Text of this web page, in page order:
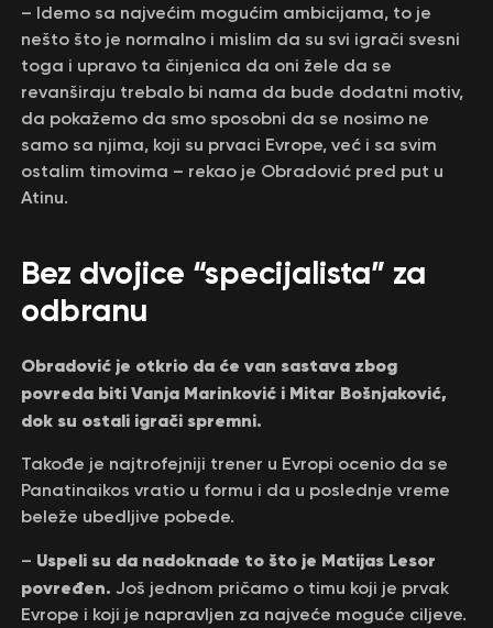
– Idemo sa najvećim mogućim ambicijama, to je
nešto što je normalno i mislim da su svi igrači svesni
toga i upravo ta činjenica da oni žele da se
revanširaju trebalo bi nama da bude dodatni motiv,
da pokažemo da smo sposobni da se nosimo ne
samo sa njima, koji su prvaci Evrope, već i sa svim
ostalim timovima – rekao je Obradović pred put u
Atinu.
Bez dvojice “specijalista” za
odbranu
Obradović je otkrio da će van sastava zbog
povreda biti Vanja Marinković i Mitar Bošnjaković,
dok su ostali igrači spremni.
Takođe je najtrofejniji trener u Evropi ocenio da se
Panatinaikos vratio u formu i da u poslednje vreme
beleže ubedljive pobede.
– Uspeli su da nadoknade to što je Matijas Lesor
povređen. Još jednom pričamo o timu koji je prvak
Evrope i koji je napravljen za najveće moguće ciljeve.